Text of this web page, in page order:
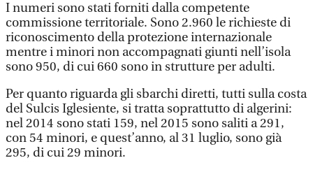
I numeri sono stati forniti dalla competente
commissione territoriale. Sono 2.960 le richieste di
riconoscimento della protezione internazionale
mentre i minori non accompagnati giunti nell’isola
sono 950, di cui 660 sono in strutture per adulti.
Per quanto riguarda gli sbarchi diretti, tutti sulla costa
del Sulcis Iglesiente, si tratta soprattutto di algerini:
nel 2014 sono stati 159, nel 2015 sono saliti a 291,
con 54 minori, e quest’anno, al 31 luglio, sono già
295, di cui 29 minori.